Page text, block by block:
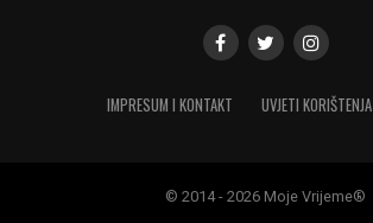
IMPRESUM I KONTAKT UVJETI KORIŠTENJA
© 2014 - 2026 Moje Vrijeme®